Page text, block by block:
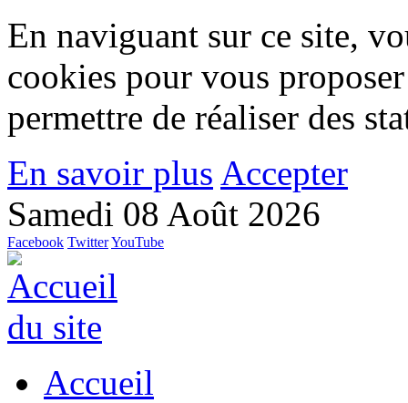
En naviguant sur ce site,
cookies pour vous
permettre de réaliser des
En savoir plus Accepter
Samedi 08 Août 2026
Facebook TwitterYouTube
Accueil